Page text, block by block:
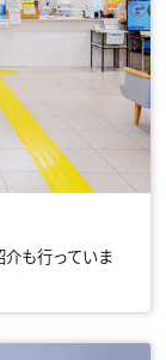
も行っていま